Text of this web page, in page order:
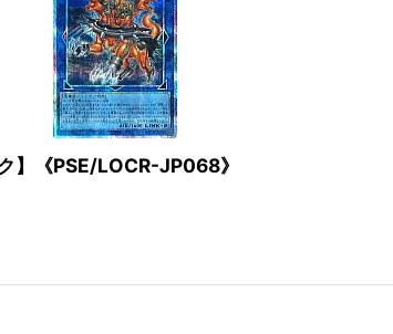
】《PSE/LOCR-JP068》